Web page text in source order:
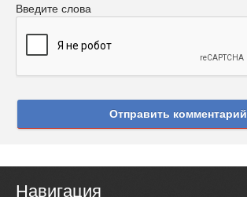
Введите слова
Отправить комментарий
Навигация